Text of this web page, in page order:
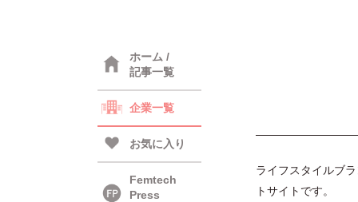
ホーム /
記事一覧
企業一覧
お気に入り
Femtech
Press
ライフスタイルブ
トサイトです。